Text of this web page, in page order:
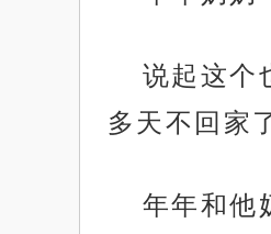
说起这个
多天不回家
年年和他